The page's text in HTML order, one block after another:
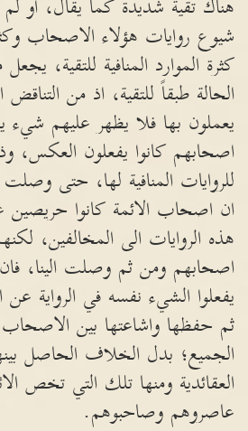
هناك تقية شديدة كما يقال، او
شيوع روايات هؤلاء الاصحاب
كثرة الموارد المنافية للتقية،
الحالة طبقاً للتقية، اذ من التناقض
يعملون بها فلا يظهر عليهم
اصحابهم كانوا يفعلون العكس،
للروايات المنافية لها، حتى
ان اصحاب الائمة كانوا
هذه الروايات الى المخالفين،
اصحابهم ومن ثم وصلت الينا،
يفعلوا الشيء نفسه في الرواية عن
ثم حفظها واشاعتها بين
الجميع؛ بدل الخلاف الحاصل
العقائدية ومنها تلك التي تخص
عاصروهم وصاحبوهم.